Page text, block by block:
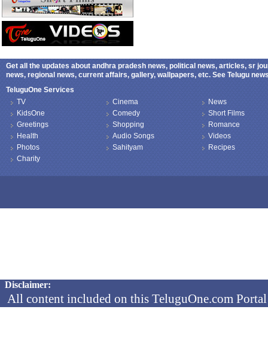
Get all the updates about andhra pradesh news, political news, articles, sr
news, regional news, current affairs, gallery, wallpapers, etc. See Telugu
TeluguOne Services
TV
KidsOne
Greetings
Health
Photos
Charity
Cinema
Comedy
Shopping
Audio Songs
Sahityam
News
Short Films
Romance
Videos
Recipes
Disclaimer:
All content included on this TeluguOne.com